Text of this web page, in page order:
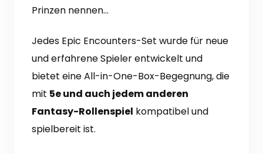
Prinzen nennen…
Jedes Epic Encounters-Set wurde für neue
und erfahrene Spieler entwickelt und
bietet eine All-in-One-Box-Begegnung, die
mit 5e und auch jedem anderen
Fantasy-Rollenspiel kompatibel und
spielbereit ist.